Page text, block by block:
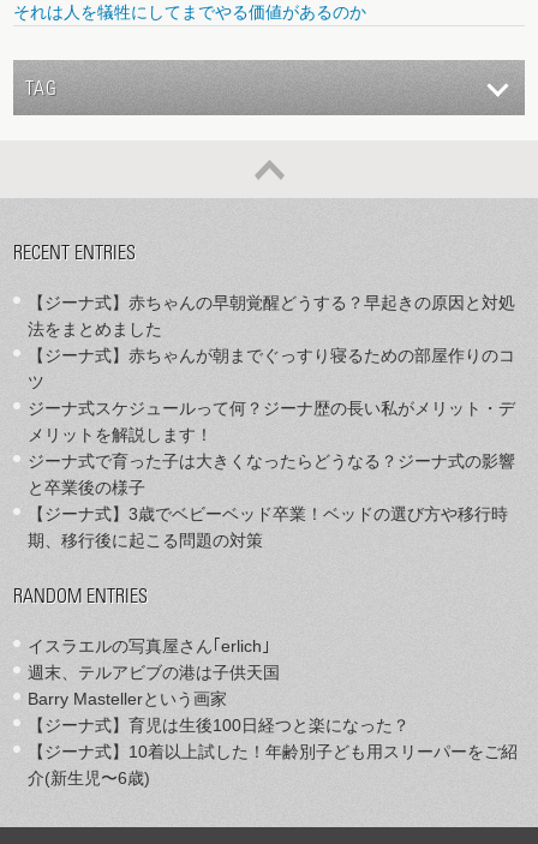
それは人を犠牲にしてまでやる価値があるのか
TAG
RECENT ENTRIES
【ジーナ式】赤ちゃんの早朝覚醒どうする？早起きの原因と対処
法をまとめました
【ジーナ式】赤ちゃんが朝までぐっすり寝るための部屋作りのコ
ツ
ジーナ式スケジュールって何？ジーナ歴の長い私がメリット・デ
メリットを解説します！
ジーナ式で育った子は大きくなったらどうなる？ジーナ式の影響
と卒業後の様子
【ジーナ式】3歳でベビーベッド卒業！ベッドの選び方や移行時
期、移行後に起こる問題の対策
RANDOM ENTRIES
イスラエルの写真屋さん｢erlich｣
週末、テルアビブの港は子供天国
Barry Mastellerという画家
【ジーナ式】育児は生後100日経つと楽になった？
【ジーナ式】10着以上試した！年齢別子ども用スリーパーをご紹
介(新生児〜6歳)